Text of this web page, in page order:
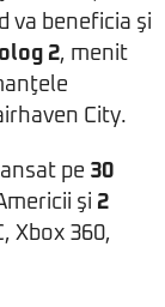
va beneficia şi
2, menit
City.
pe 30
şi 2
Xbox 360,